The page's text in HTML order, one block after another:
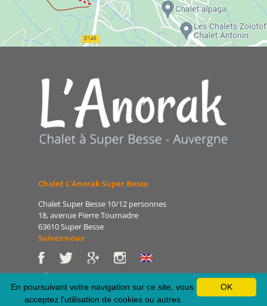
Chalet L'Anorak Super Besse
Chalet Super Besse 10/12 personnes
18, avenue Pierre Tournadre
63610 Super Besse
Suivez-nous
Tél : 06 86 75 47 66
E-mail : patrice@lanorak.com
Site : www.lanorak.com
OK
En poursuivant votre navigation sur ce site, vous
acceptez l'utilisation de cookies ou autres